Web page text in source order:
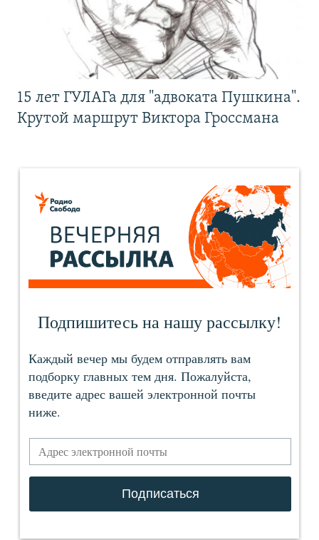
15 лет ГУЛАГа для "адвоката Пушкина".
Крутой маршрут Виктора Гроссмана